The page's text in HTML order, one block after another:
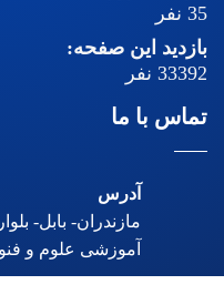
35 نفر
بازدید این صفحه:
33392 نفر
تماس با ما
آدرس
آموزشی علوم و